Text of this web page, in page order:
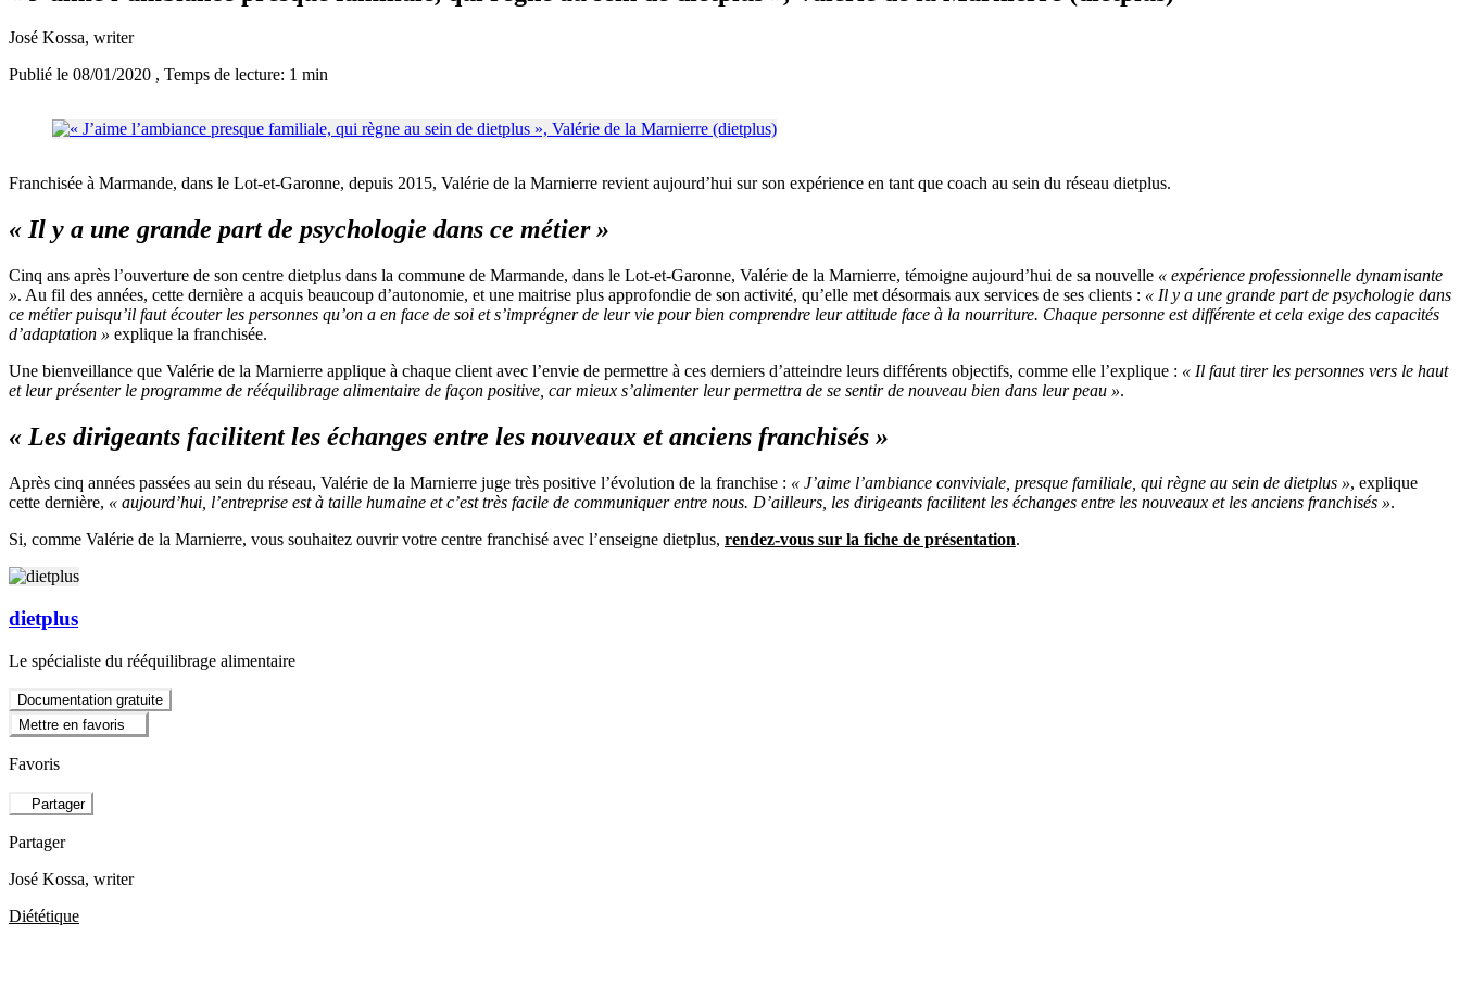
José Kossa, writer
Publié le 08/01/2020 , Temps de lecture: 1 min
Franchisée à Marmande, dans le Lot-et-Garonne, depuis 2015, Valérie de la Marnierre revient aujourd’hui sur son expérience en tant que coach au sein du réseau dietplus.
« Il y a une grande part de psychologie dans ce métier »
Cinq ans après l’ouverture de son centre dietplus dans la commune de Marmande, dans le Lot-et-Garonne, Valérie de la Marnierre, témoigne aujourd’hui de sa nouvelle « expérience professionnelle dynamisante
». Au fil des années, cette dernière a acquis beaucoup d’autonomie, et une maitrise plus approfondie de son activité, qu’elle met désormais aux services de ses clients : « Il y a une grande part de psychologie dans
ce métier puisqu’il faut écouter les personnes qu’on a en face de soi et s’imprégner de leur vie pour bien comprendre leur attitude face à la nourriture. Chaque personne est différente et cela exige des capacités
d’adaptation » explique la franchisée.
Une bienveillance que Valérie de la Marnierre applique à chaque client avec l’envie de permettre à ces derniers d’atteindre leurs différents objectifs, comme elle l’explique : « Il faut tirer les personnes vers le haut
et leur présenter le programme de rééquilibrage alimentaire de façon positive, car mieux s’alimenter leur permettra de se sentir de nouveau bien dans leur peau ».
« Les dirigeants facilitent les échanges entre les nouveaux et anciens franchisés »
Après cinq années passées au sein du réseau, Valérie de la Marnierre juge très positive l’évolution de la franchise : « J’aime l’ambiance conviviale, presque familiale, qui règne au sein de dietplus », explique
cette dernière, « aujourd’hui, l’entreprise est à taille humaine et c’est très facile de communiquer entre nous. D’ailleurs, les dirigeants facilitent les échanges entre les nouveaux et les anciens franchisés ».
Si, comme Valérie de la Marnierre, vous souhaitez ouvrir votre centre franchisé avec l’enseigne dietplus, rendez-vous sur la fiche de présentation.
dietplus
Le spécialiste du rééquilibrage alimentaire
Documentation gratuite
Mettre en favoris
Favoris
Partager
Partager
José Kossa, writer
Diététique